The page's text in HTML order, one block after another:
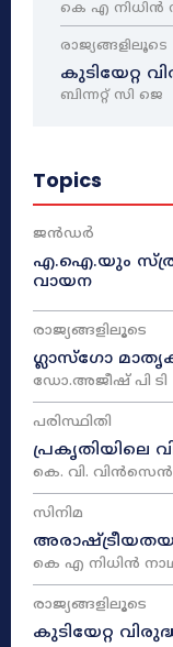
കെ എ നിധിൻ
രാജ്യങ്ങളിലൂടെ
കുടിയേറ്റ
ബിന്നറ്റ് സി ജെ
Topics
ജൻഡർ
എ.ഐ.യും
വായന
രാജ്യങ്ങളിലൂടെ
ഗ്ലാസ്ഗോ
ഡോ.അജീഷ് പി ടി
പരിസ്ഥിതി
പ്രകൃതിയിലെ
കെ. വി.
സിനിമ
കെ എ നിധിൻ
രാജ്യങ്ങളിലൂടെ
കുടിയേറ്റ